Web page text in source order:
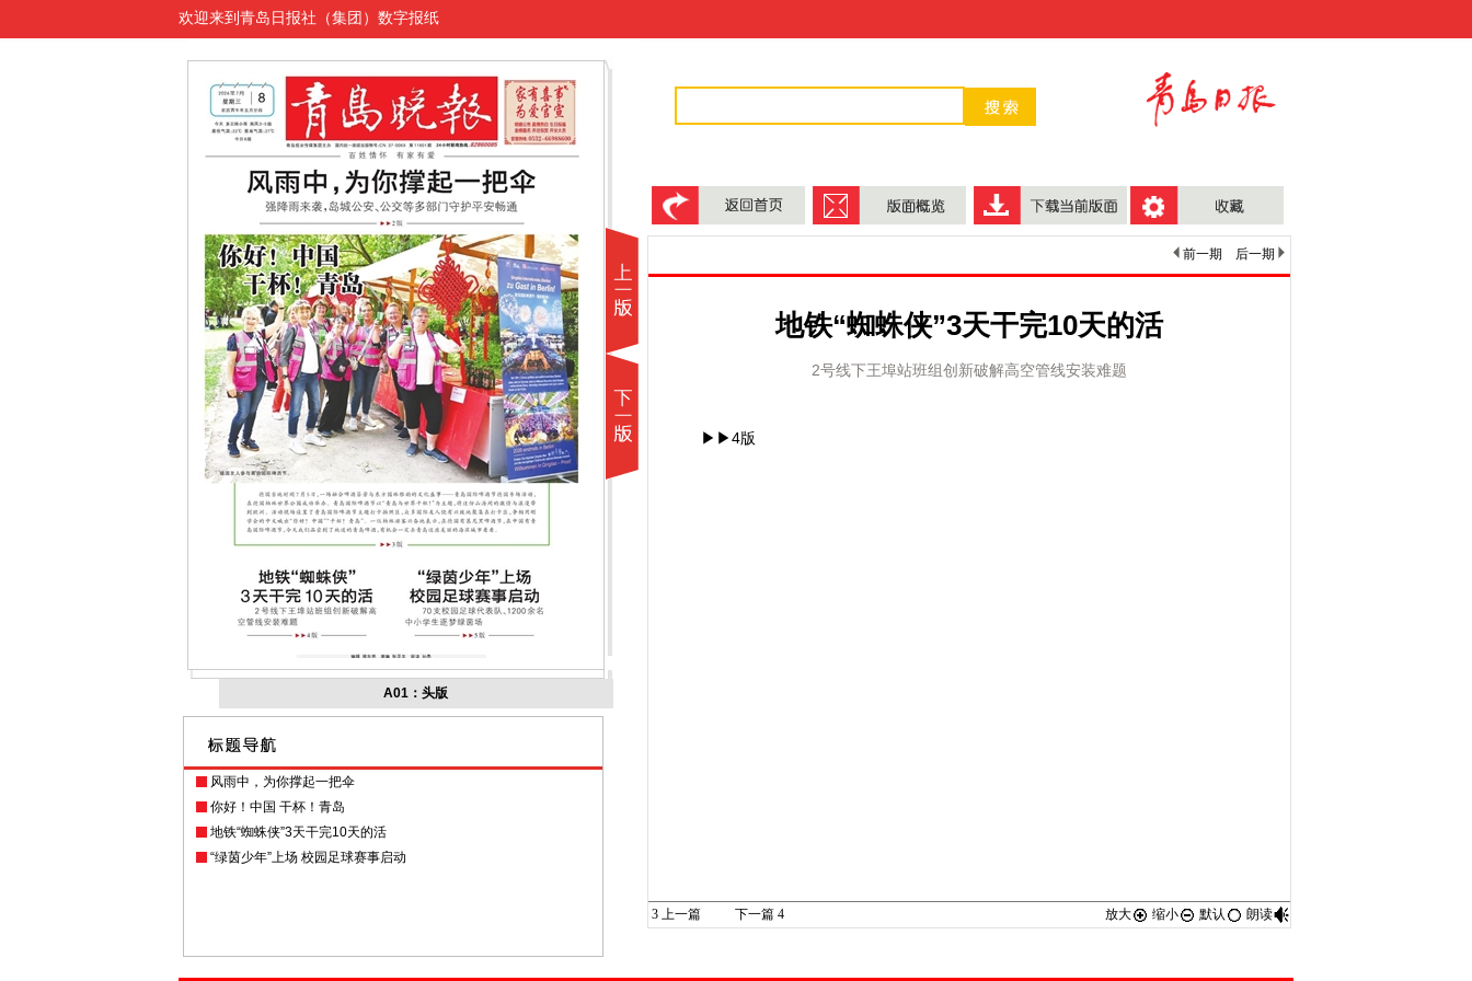
欢迎来到青岛日报社（集团）数字报纸
A01：头版
风雨中，为你撑起一把伞
你好！中国 干杯！青岛
地铁“蜘蛛侠”3天干完10天的活
“绿茵少年”上场 校园足球赛事启动
前一期 后一期
地铁“蜘蛛侠”3天干完10天的活
2号线下王埠站班组创新破解高空管线安装难题
▶▶4版
3 上一篇 下一篇 4 放大 缩小 默认 朗读